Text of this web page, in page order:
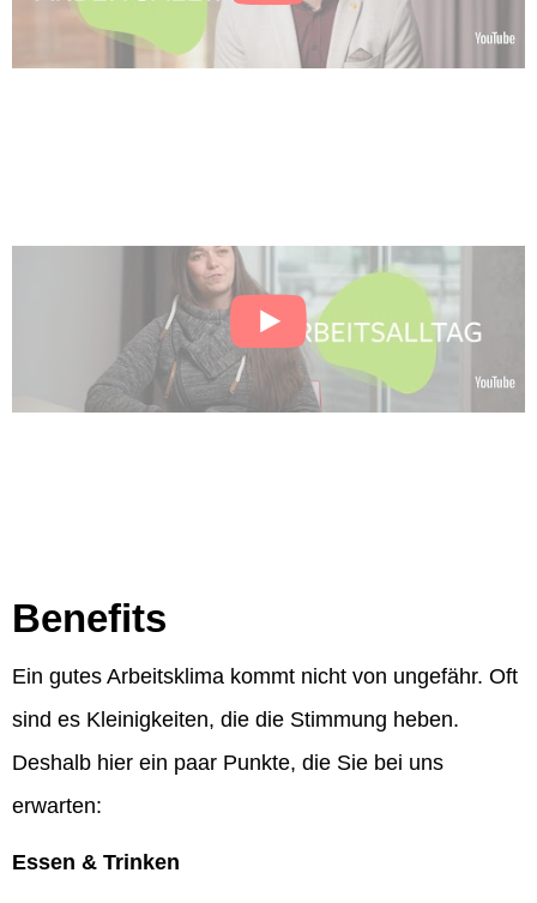
Benefits
Ein gutes Arbeitsklima kommt nicht von ungefähr. Oft
sind es Kleinigkeiten, die die Stimmung heben.
Deshalb hier ein paar Punkte, die Sie bei uns
erwarten:
Essen & Trinken